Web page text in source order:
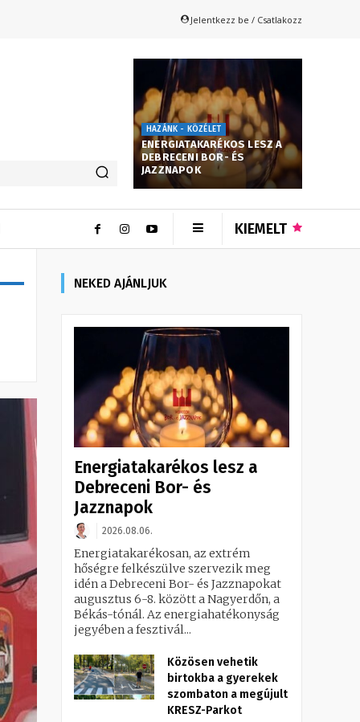
Jelentkezz be / Csatlakozz
HAZÁNK - KÖZÉLET
ENERGIATAKARÉKOS LESZ A
DEBRECENI BOR- ÉS
JAZZNAPOK
KIEMELT
NEKED AJÁNLJUK
Energiatakarékos lesz a
Debreceni Bor- és
Jazznapok
2026.08.06.
Energiatakarékosan, az extrém
hőségre felkészülve szervezik meg
idén a Debreceni Bor- és Jazznapokat
augusztus 6-8. között a Nagyerdőn, a
Békás-tónál. Az energiahatékonyság
jegyében a fesztivál...
Közösen vehetik
birtokba a gyerekek
szombaton a megújult
KRESZ-Parkot